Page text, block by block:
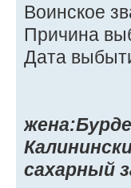
Воинское
Причина
Дата
сахарный